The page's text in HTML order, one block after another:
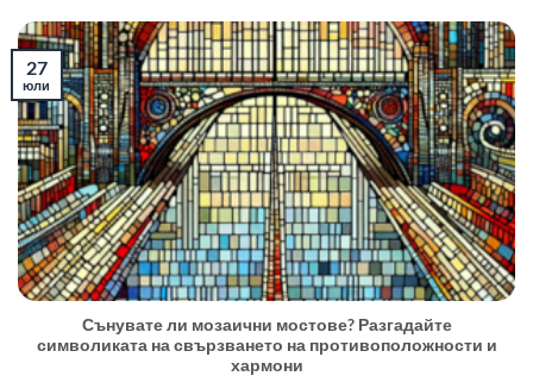
Сънувате ли мозаични мостове? Разгадайте
символиката на свързването на противоположности и
хармони
27
юли